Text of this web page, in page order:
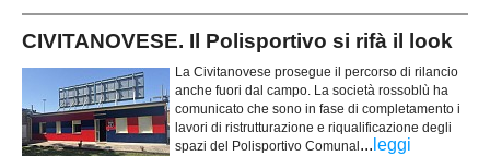
CIVITANOVESE. Il Polisportivo si rifà il look
La Civitanovese prosegue il percorso di rilancio
anche fuori dal campo. La società rossoblù ha
comunicato che sono in fase di completamento i
lavori di ristrutturazione e riqualificazione degli
spazi del Polisportivo Comunal ... leggi